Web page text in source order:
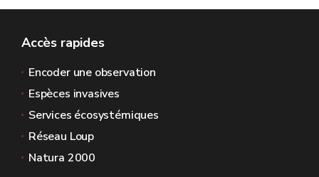
Accès rapides
Encoder une observation
Espèces invasives
Services écosystémiques
Réseau Loup
Natura 2000